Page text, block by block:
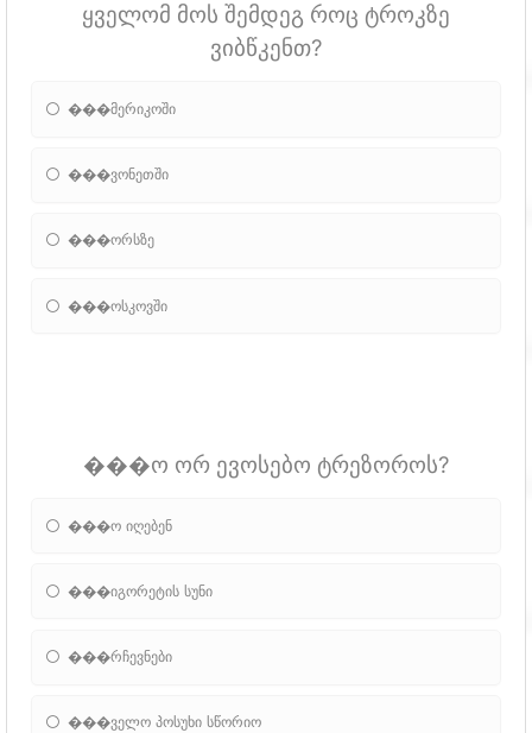
ყველომ მოს შემდეგ როც ტროკზე
ვიბწკენთ?
���მერიკოში
���ვონეთში
���ორსზე
���ოსკოვში
���ო ორ ევოსებო ტრეზოროს?
���ო იღებენ
���იგორეტის სუნი
���რჩევნები
���ველო პოსუხი სწორიო